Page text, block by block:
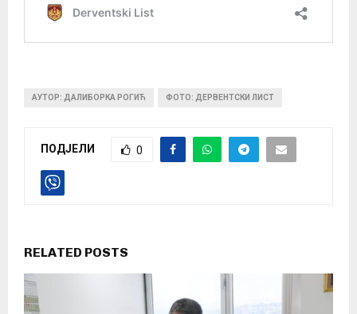
АУТОР: ДАЛИБОРКА РОГИЋ ФОТО: ДЕРВЕНТСКИ ЛИСТ
ПОДЈЕЛИ 0
RELATED POSTS